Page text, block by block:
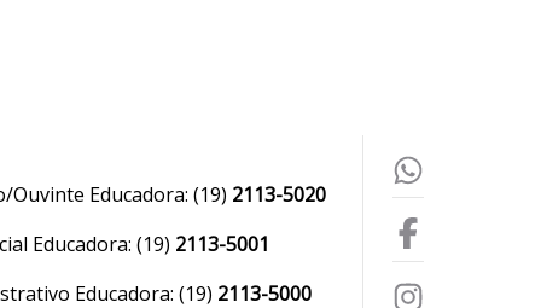
Ouvinte Educadora: (19) 2113-5020
Educadora: (19) 2113-5001
Educadora: (19) 2113-5000